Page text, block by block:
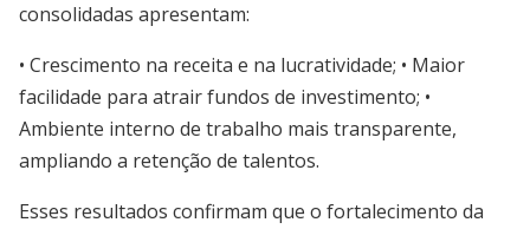
consolidadas apresentam:
• Crescimento na receita e na lucratividade; • Maior
facilidade para atrair fundos de investimento; •
Ambiente interno de trabalho mais transparente,
ampliando a retenção de talentos.
Esses resultados confirmam que o fortalecimento da